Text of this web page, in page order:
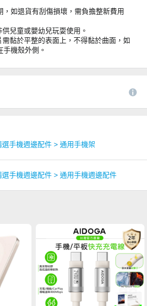
，如退貨有刮傷損壞，需負擔整新費用
兒童或嬰幼兒玩耍使用。
平整的表面上，不得黏於曲面，如
機殼外側。
選手機週邊配件 > 通用手機架
選手機週邊配件 > 通用手機週邊配件